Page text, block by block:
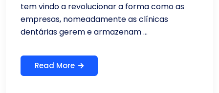
tem vindo a revolucionar a forma como as
empresas, nomeadamente as clínicas
dentárias gerem e armazenam ...
Read More